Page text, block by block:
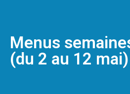
Menus
(du 2 au 12 mai)